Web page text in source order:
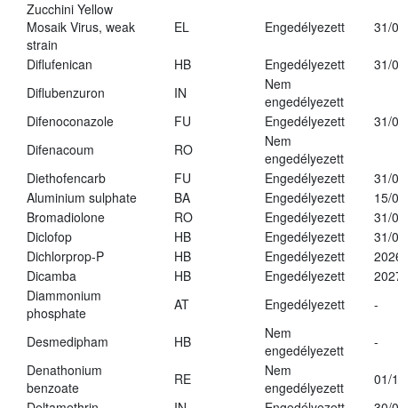
Zucchini Yellow
Mosaik Virus, weak
strain
EL Engedélyezett 31/
Diflufenican HB Engedélyezett
31/
Diflubenzuron
IN
Nem
engedélyezett
Difenoconazole
FU Engedélyezett
31/
Difenacoum
RO
Nem
engedélyezett
Diethofencarb
FU Engedélyezett
31/
Aluminium sulphate
BA Engedélyezett
15/
Bromadiolone
RO Engedélyezett
31/
Diclofop
HB Engedélyezett
31/
Dichlorprop-P
HB Engedélyezett
Dicamba
HB Engedélyezett
Diammonium
phosphate
AT Engedélyezett -
Desmedipham HB
Nem
engedélyezett
-
Denathonium
benzoate
RE
Nem
engedélyezett
01/